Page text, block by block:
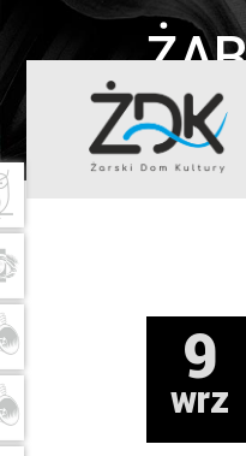
9
wrz